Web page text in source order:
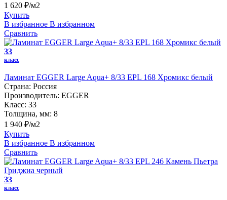
1 620 ₽/м2
Купить
В избранное В избранном
Сравнить
33
класс
Ламинат EGGER Large Aqua+ 8/33 EPL 168 Хромикс белый
Страна: Россия
Производитель: EGGER
Класс: 33
Толщина, мм: 8
1 940 ₽/м2
Купить
В избранное В избранном
Сравнить
33
класс